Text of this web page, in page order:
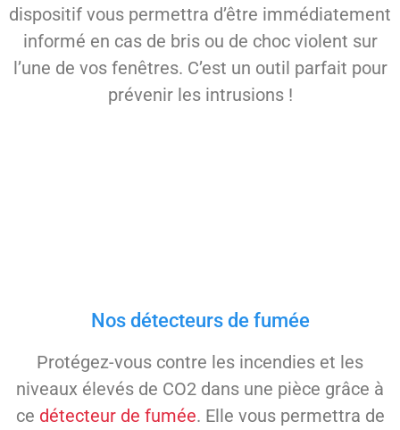
dispositif vous permettra d’être immédiatement
informé en cas de bris ou de choc violent sur
l’une de vos fenêtres. C’est un outil parfait pour
prévenir les intrusions !
Nos détecteurs de fumée
Protégez-vous contre les incendies et les
niveaux élevés de CO2 dans une pièce grâce à
ce détecteur de fumée. Elle vous permettra de